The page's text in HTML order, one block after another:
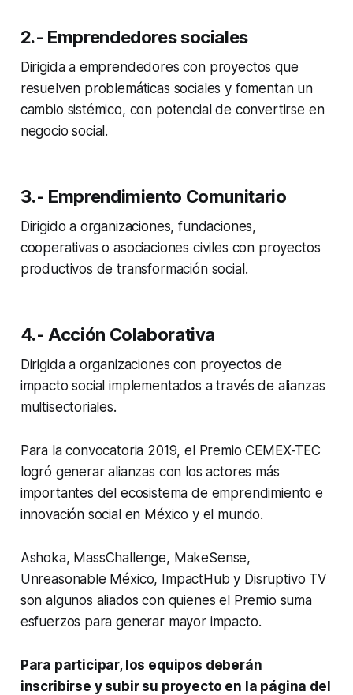
2.- Emprendedores sociales
Dirigida a emprendedores con proyectos que
resuelven problemáticas sociales y fomentan un
cambio sistémico, con potencial de convertirse en
negocio social.
3.- Emprendimiento Comunitario
Dirigido a organizaciones, fundaciones,
cooperativas o asociaciones civiles con proyectos
productivos de transformación social.
4.- Acción Colaborativa
Dirigida a organizaciones con proyectos de
impacto social implementados a través de alianzas
multisectoriales.
Para la convocatoria 2019, el Premio CEMEX-TEC
logró generar alianzas con los actores más
importantes del ecosistema de emprendimiento e
innovación social en México y el mundo.
Ashoka, MassChallenge, MakeSense,
Unreasonable México, ImpactHub y Disruptivo TV
son algunos aliados con quienes el Premio suma
esfuerzos para generar mayor impacto.
Para participar, los equipos deberán
inscribirse y subir su proyecto en la página del